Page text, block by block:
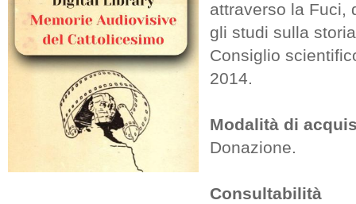
attraverso la Fuci,
gli studi sulla
Consiglio
2014.
Modalità di
Donazione.
Consultabilità